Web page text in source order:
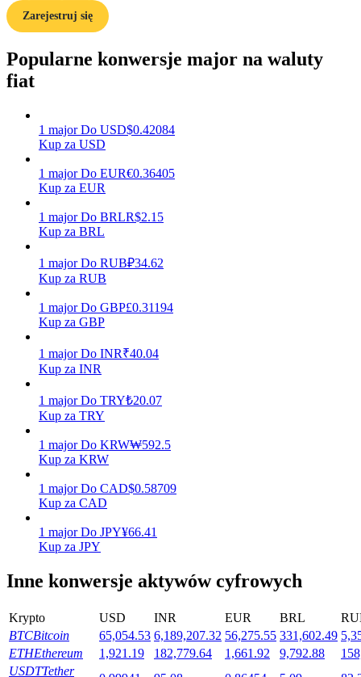
Zarabiać
Mocna Świnka
Stawianie
Wysokie zyski i natychmiastowy dostęp
Elastyczne stawianie zakładów, aby zarabiać na popularnych
Zarejestruj się
Popularne konwersje major na waluty
fiat
1 major Do USD$0.42084
Kup za USD
1 major Do EUR€0.36405
Kup za EUR
1 major Do BRLR$2.15
Kup za BRL
1 major Do RUB₽34.62
Kup za RUB
1 major Do GBP£0.31194
Kup za GBP
1 major Do INR₹40.04
Kup za INR
1 major Do TRY₺20.07
Kup za TRY
1 major Do KRW₩592.5
Kup za KRW
1 major Do CAD$0.58709
Kup za CAD
1 major Do JPY¥66.41
Kup za JPY
Inne konwersje aktywów cyfrowych
Krypto USD INR EUR BRL
BTCBitcoin 65,054.53 6,189,207.32 56,275.55 331,602.49
ETHEthereum 1,921.19 182,779.64 1,661.92 9,792.88
USDTTether